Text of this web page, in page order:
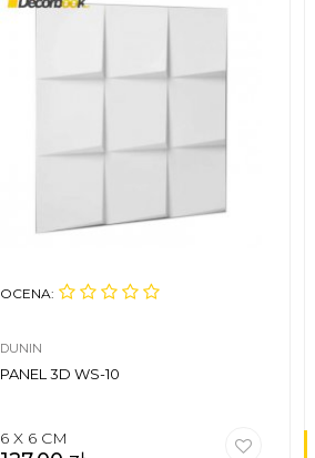
OCENA:
DUNIN
PANEL 3D WS-10
6 X 6 CM